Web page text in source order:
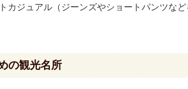
カジュアル（ジーンズやショートパンツな
の観光名所